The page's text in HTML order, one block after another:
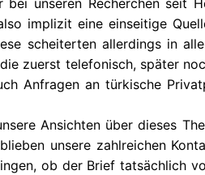
unseren Recherchen seit
implizit eine einseitige
scheiterten allerdings in
zuerst telefonisch, später
Anfragen an türkische
Ansichten über dieses
unsere zahlreichen
ob der Brief tatsächlich